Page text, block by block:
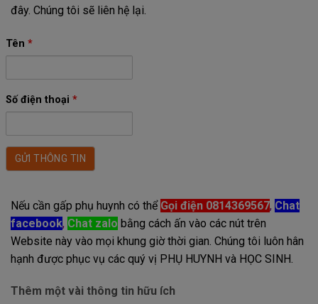
đây. Chúng tôi sẽ liên hệ lại.
Tên *
Số điện thoại *
Nếu cần gấp phụ huynh có thể Gọi điện 0814369567, Chat
facebook, Chat zalo bằng cách ấn vào các nút trên
Website này vào mọi khung giờ thời gian. Chúng tôi luôn hân
hạnh được phục vụ các quý vị PHỤ HUYNH và HỌC SINH.
Thêm một vài thông tin hữu ích